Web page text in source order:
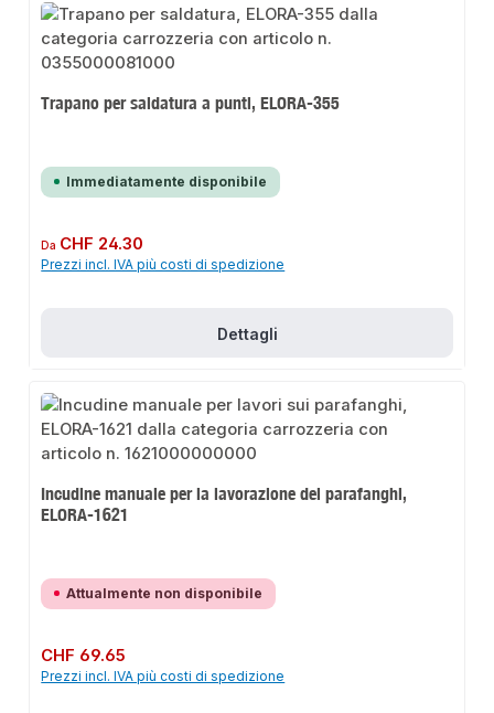
Trapano per saldatura a punti, ELORA-355
Immediatamente disponibile
Prezzo normale:
Da CHF 24.30
Prezzi incl. IVA più costi di spedizione
Dettagli
Incudine manuale per la lavorazione dei parafanghi,
ELORA-1621
Attualmente non disponibile
Prezzo normale:
CHF 69.65
Prezzi incl. IVA più costi di spedizione